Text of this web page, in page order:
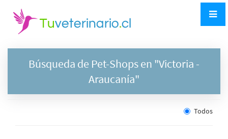
Búsqueda de Pet-Shops en "Victoria -
Araucanía"
Todos